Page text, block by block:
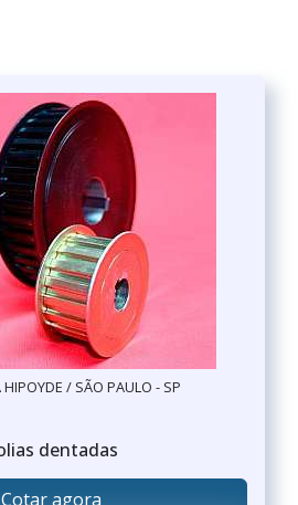
HIPOYDE / SÃO PAULO - SP
dentadas
Cotar agora